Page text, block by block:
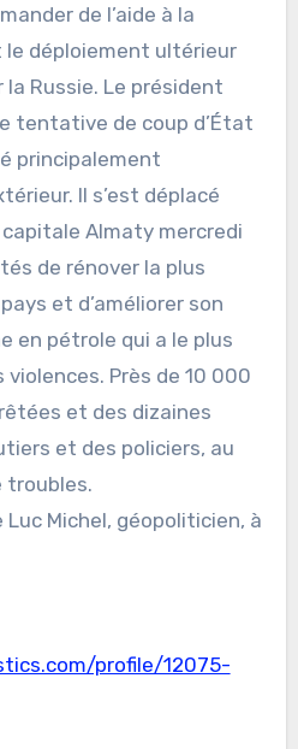
de l’aide à la
déploiement ultérieur
Russie. Le président
tentative de coup d’État
principalement
Il s’est déplacé
capitale Almaty mercredi
de rénover la plus
et d’améliorer son
en pétrole qui a le plus
Près de 10 000
et des dizaines
et des policiers, au
troubles.
Luc Michel, géopoliticien, à
profile/12075-